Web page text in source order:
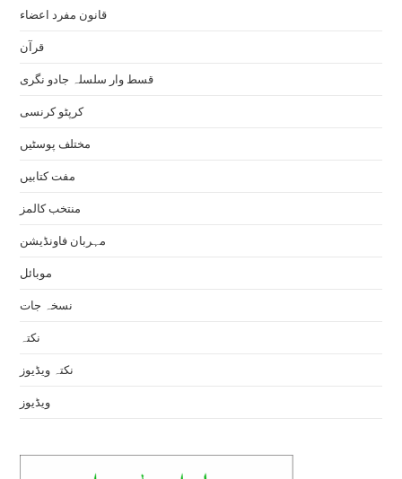
قانون مفرد اعضاء
قرآن
قسط وار سلسلہ جادو نگری
کرپٹو کرنسی
مختلف پوسٹیں
مفت کتابیں
منتخب کالمز
مہربان فاونڈیشن
موبائل
نسخہ جات
نکتہ
نکتہ ویڈیوز
ویڈیوز